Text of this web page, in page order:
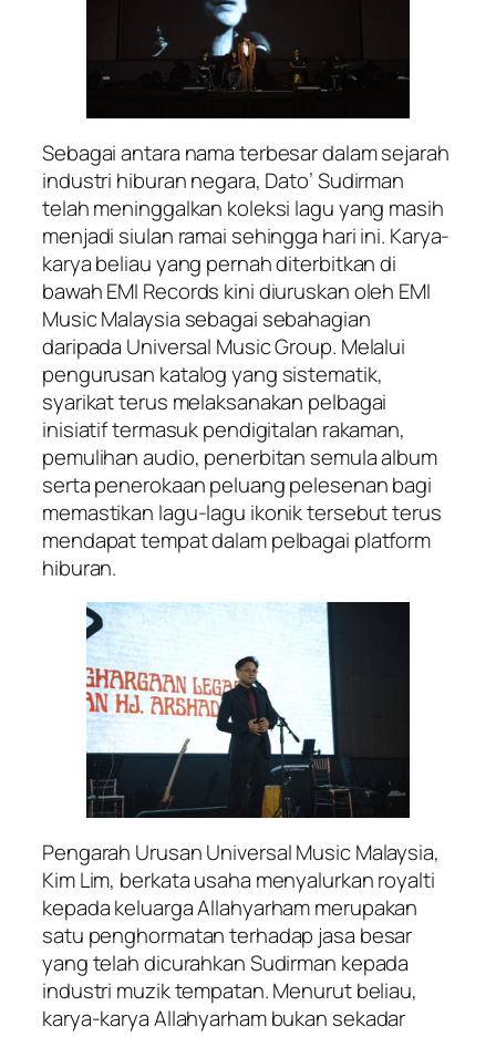
Sebagai antara nama terbesar dalam sejarah
industri hiburan negara, Dato’ Sudirman
telah meninggalkan koleksi lagu yang masih
menjadi siulan ramai sehingga hari ini. Karya-
karya beliau yang pernah diterbitkan di
bawah EMI Records kini diuruskan oleh EMI
Music Malaysia sebagai sebahagian
daripada Universal Music Group. Melalui
pengurusan katalog yang sistematik,
syarikat terus melaksanakan pelbagai
inisiatif termasuk pendigitalan rakaman,
pemulihan audio, penerbitan semula album
serta penerokaan peluang pelesenan bagi
memastikan lagu-lagu ikonik tersebut terus
mendapat tempat dalam pelbagai platform
hiburan.
Pengarah Urusan Universal Music Malaysia,
Kim Lim, berkata usaha menyalurkan royalti
kepada keluarga Allahyarham merupakan
satu penghormatan terhadap jasa besar
yang telah dicurahkan Sudirman kepada
industri muzik tempatan. Menurut beliau,
karya-karya Allahyarham bukan sekadar